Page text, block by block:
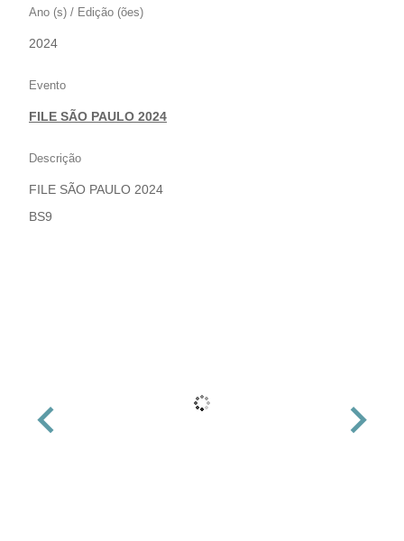
2024
–
Ano (s) / Edição (ões)
2024
Evento
FILE SÃO PAULO 2024
Descrição
FILE SÃO PAULO 2024
BS9